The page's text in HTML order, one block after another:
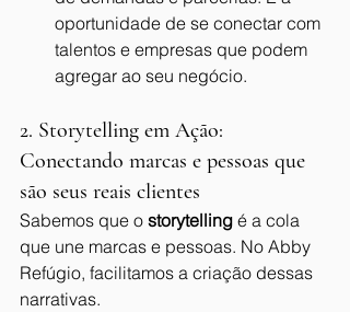
oportunidade de se conectar com
talentos e empresas que podem
agregar ao seu negócio.
2. Storytelling em Ação:
Conectando marcas e pessoas que
são seus reais clientes
Sabemos que o storytelling é a cola
que une marcas e pessoas. No Abby
Refúgio, facilitamos a criação dessas
narrativas.